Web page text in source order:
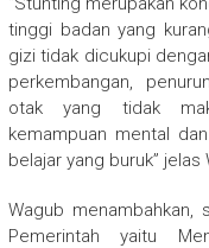
tinggi badan yang
gizi tidak dicukupi
perkembangan,
otak yang tidak
kemampuan mental
belajar yang buruk” jelas
Wagub menambahkan,
Pemerintah yaitu